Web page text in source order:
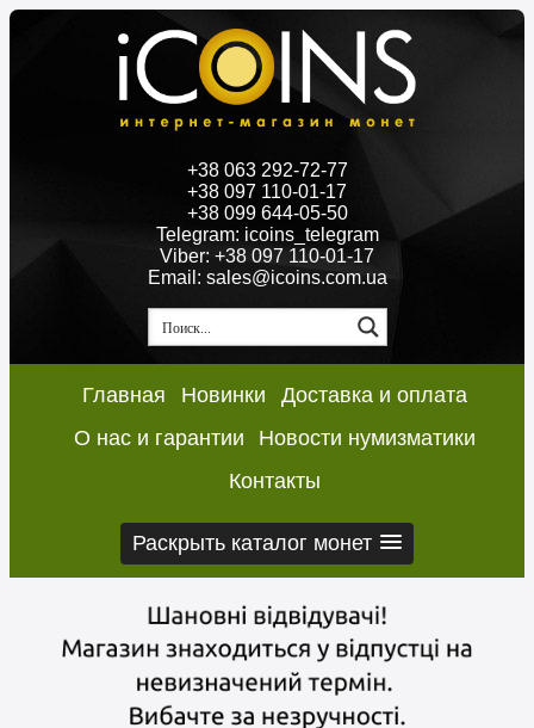
+38 063 292-72-77
+38 097 110-01-17
+38 099 644-05-50
Telegram: icoins_telegram
Viber: +38 097 110-01-17
Email: sales@icoins.com.ua
Главная Новинки
Доставка и оплата
О нас и гарантии
Новости нумизматики
Контакты
Раскрыть каталог монет